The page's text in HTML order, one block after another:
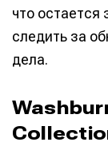
что остается
следить за
дела.